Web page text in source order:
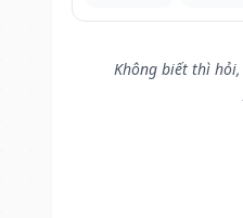
Không biết thì